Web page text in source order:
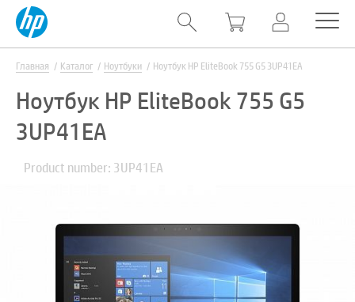
Главная Каталог Ноутбуки Ноутбук HP EliteBook 755 G5 3UP41EA
Ноутбук HP EliteBook 755 G5
3UP41EA
Product number: 3UP41EA